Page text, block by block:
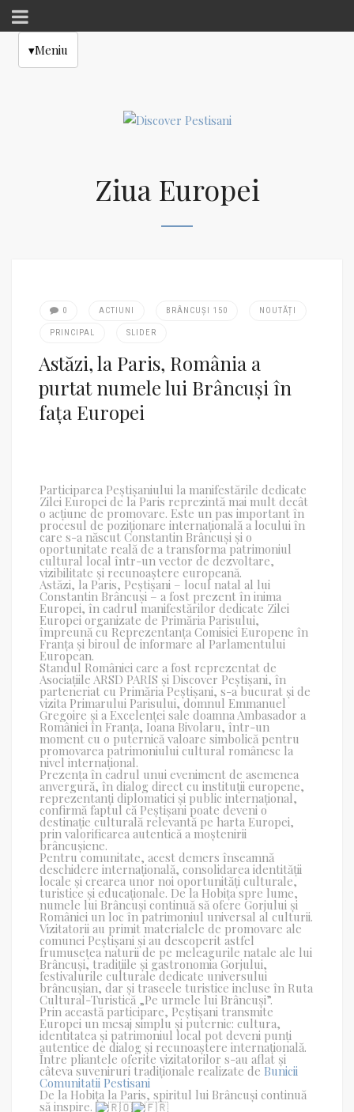
▾Meniu
Ziua Europei
0 ACTIUNI BRÂNCUȘI 150 NOUTĂȚI
PRINCIPAL SLIDER
Astăzi, la Paris, România a
purtat numele lui Brâncuși în
fața Europei
Participarea Peștișaniului la manifestările dedicate
Zilei Europei de la Paris reprezintă mai mult decât
o acțiune de promovare. Este un pas important în
procesul de poziționare internațională a locului în
care s-a născut Constantin Brâncuși și o
oportunitate reală de a transforma patrimoniul
cultural local într-un vector de dezvoltare,
vizibilitate și recunoaștere europeană.
Astăzi, la Paris, Peștișani – locul natal al lui
Constantin Brâncuși – a fost prezent în inima
Europei, în cadrul manifestărilor dedicate Zilei
Europei organizate de Primăria Parisului,
împreună cu Reprezentanța Comisiei Europene în
Franța și biroul de informare al Parlamentului
European.
Standul României care a fost reprezentat de
Asociațiile ARSD PARIS și Discover Peștișani, în
parteneriat cu Primăria Peștișani, s-a bucurat și de
vizita Primarului Parisului, domnul Emmanuel
Gregoire și a Excelenței sale doamna Ambasador a
României în Franța, Ioana Bivolaru, într-un
moment cu o puternică valoare simbolică pentru
promovarea patrimoniului cultural românesc la
nivel internațional.
Prezența în cadrul unui eveniment de asemenea
anvergură, în dialog direct cu instituții europene,
reprezentanți diplomatici și public internațional,
confirmă faptul că Peștișani poate deveni o
destinație culturală relevantă pe harta Europei,
prin valorificarea autentică a moștenirii
brâncușiene.
Pentru comunitate, acest demers înseamnă
deschidere internațională, consolidarea identității
locale și crearea unor noi oportunități culturale,
turistice și educaționale. De la Hobița spre lume,
numele lui Brâncuși continuă să ofere Gorjului și
României un loc în patrimoniul universal al culturii.
Vizitatorii au primit materialele de promovare ale
comunei Peștișani și au descoperit astfel
frumusețea naturii de pe meleagurile natale ale lui
Brâncuși, tradițiile și gastronomia Gorjului,
festivalurile culturale dedicate universului
brâncușian, dar și traseele turistice incluse în Ruta
Cultural-Turistică „Pe urmele lui Brâncuși”.
Prin această participare, Peștișani transmite
Europei un mesaj simplu și puternic: cultura,
identitatea și patrimoniul local pot deveni punți
autentice de dialog și recunoaștere internațională.
Între pliantele oferite vizitatorilor s-au aflat și
câteva suveniruri tradiționale realizate de Bunicii
Comunitatii Pestisani
De la Hobița la Paris, spiritul lui Brâncuși continuă
să inspire.